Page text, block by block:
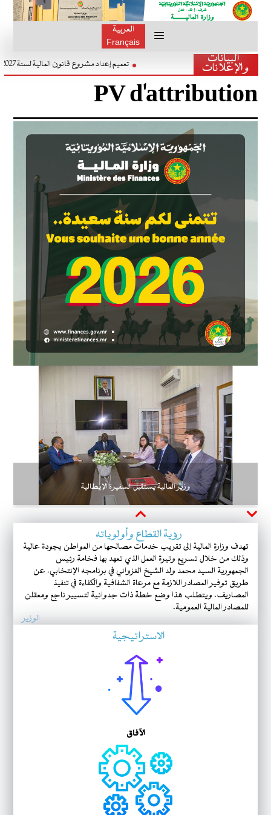
العربية
Français
البيانات
والإعلانات تعميم إعداد مشروع قانون المالية لسنة 2027
PV d'attribution
وزير المالية يستقبل السفيرة الإيطالية
رؤية القطاع وأولوياته
تهدف وزارة المالية إلى تقريب خدمات مصالحها من المواطن بجودة عالية
وذلك من خلال تسريع وتيرة العمل الذي تعهد بها فخامة رئيس
الجمهورية السيد محمد ولد الشيخ الغزواني في برنامجه الإنتخابي. عن
طريق توفير المصادر اللازمة مع مرعاة الشفافية والكفاءة في تنفيذ
المصاريف. ويتطلب هذا وضع خطة ذات جدوائية لتسيير ناجع ومعقلن
للمصادر المالية العمومية.
الوزير
الاستراتيجية
الآفاق